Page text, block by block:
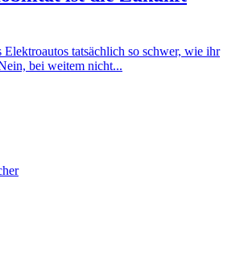
Elektroautos tatsächlich so schwer, wie ihr
bei weitem nicht...